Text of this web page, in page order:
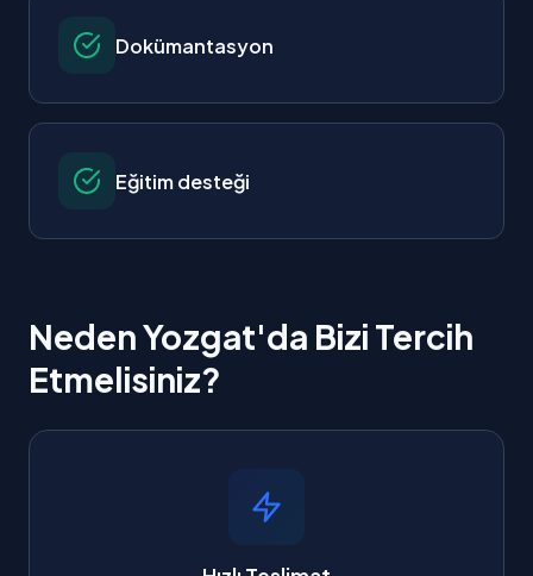
Dokümantasyon
Eğitim desteği
Neden Yozgat'da Bizi Tercih
Etmelisiniz?